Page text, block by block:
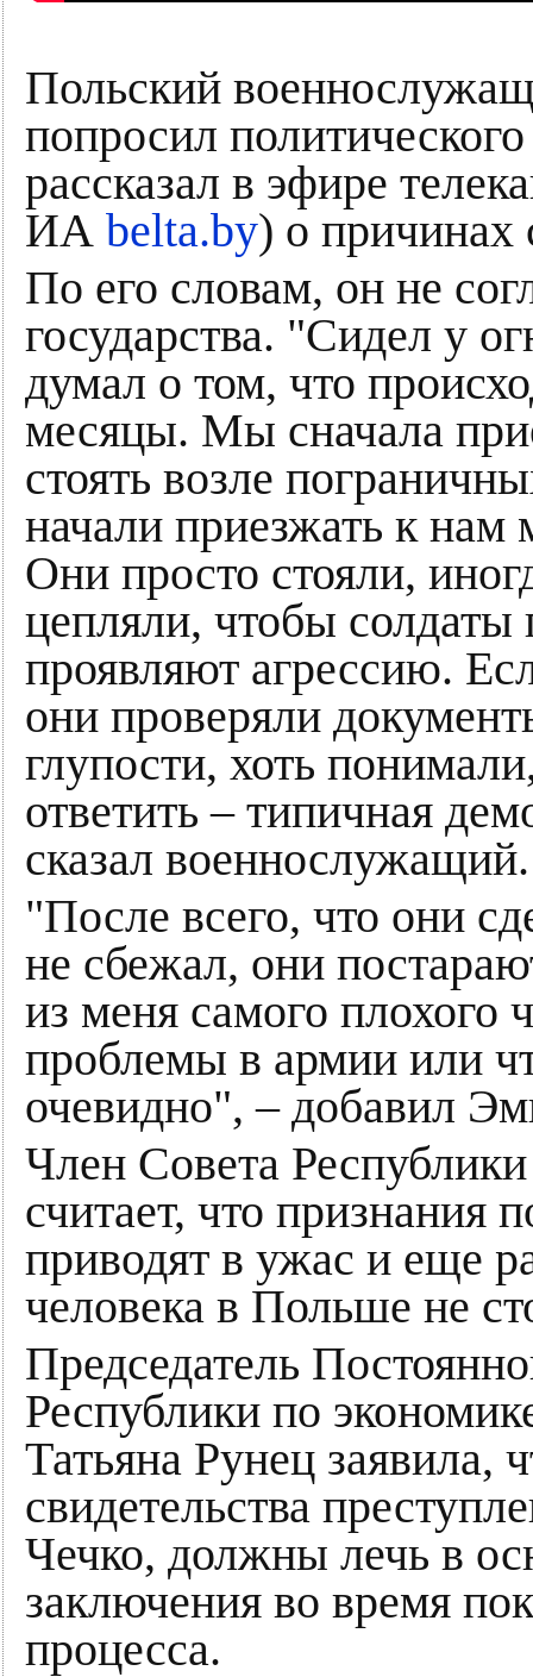
Польский
попросил
рассказал в эфире
ИА belta.by) о причинах
По его словам, он не
государства. "Сидел у
думал о том, что
месяцы. Мы сначала
стоять возле
начали приезжать к нам
Они просто стояли,
цепляли, чтобы
проявляют агрессию.
они проверяли
глупости, хоть
ответить – типичная
сказал военнослужащий.
"После всего, что они
не сбежал, они
из меня самого плохого
проблемы в армии или
очевидно", – добавил
Член Совета
считает, что признания
приводят в ужас и еще
человека в Польше не
Председатель
Республики по
Татьяна Рунец заявила,
свидетельства
Чечко, должны лечь в
заключения во время
процесса.